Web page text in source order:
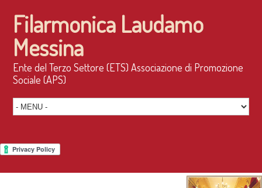
Filarmonica Laudamo
Messina
Ente del Terzo Settore (ETS) Associazione di Promozione
Sociale (APS)